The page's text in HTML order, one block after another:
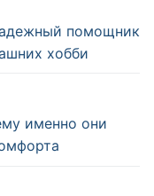
помощник
хобби
именно они